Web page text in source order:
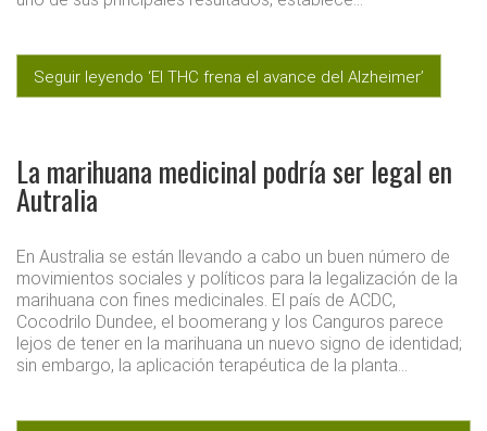
Seguir leyendo ‘El THC frena el avance del Alzheimer’
La marihuana medicinal podría ser legal en
Autralia
En Australia se están llevando a cabo un buen número de
movimientos sociales y políticos para la legalización de la
marihuana con fines medicinales. El país de ACDC,
Cocodrilo Dundee, el boomerang y los Canguros parece
lejos de tener en la marihuana un nuevo signo de identidad;
sin embargo, la aplicación terapéutica de la planta…